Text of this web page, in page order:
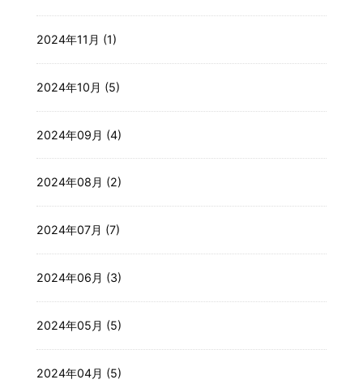
2024年11月 (1)
2024年10月 (5)
2024年09月 (4)
2024年08月 (2)
2024年07月 (7)
2024年06月 (3)
2024年05月 (5)
2024年04月 (5)